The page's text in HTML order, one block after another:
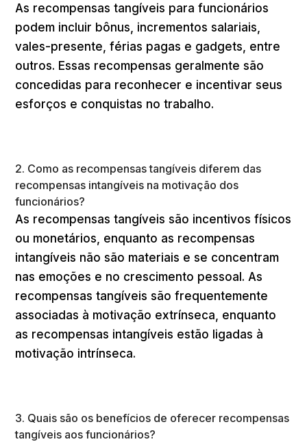
As recompensas tangíveis para funcionários
podem incluir bônus, incrementos salariais,
vales-presente, férias pagas e gadgets, entre
outros. Essas recompensas geralmente são
concedidas para reconhecer e incentivar seus
esforços e conquistas no trabalho.
2. Como as recompensas tangíveis diferem das
recompensas intangíveis na motivação dos
funcionários?
As recompensas tangíveis são incentivos físicos
ou monetários, enquanto as recompensas
intangíveis não são materiais e se concentram
nas emoções e no crescimento pessoal. As
recompensas tangíveis são frequentemente
associadas à motivação extrínseca, enquanto
as recompensas intangíveis estão ligadas à
motivação intrínseca.
3. Quais são os benefícios de oferecer recompensas
tangíveis aos funcionários?